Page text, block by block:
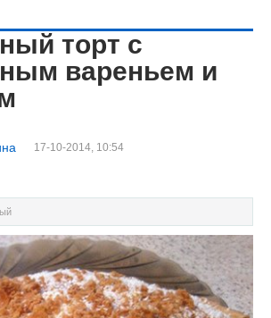
торт с
вареньем и
17-10-2014, 10:54